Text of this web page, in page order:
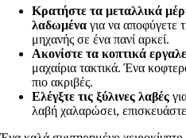
Κρατήστε τα μεταλλικά
λαδωμένα για να αποφύγετε
μηχανής σε ένα πανί αρκεί.
Ακονίστε τα κοπτικά
μαχαίρια τακτικά. Ένα
πιο ακριβές.
Ελέγξτε τις ξύλινες λαβές
λαβή χαλαρώσει,